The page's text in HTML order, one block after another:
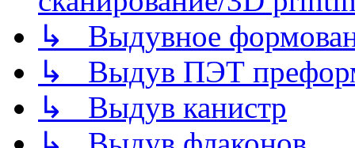
↳ Выдувное
↳ Выдув ПЭТ
↳ Выдув канистр